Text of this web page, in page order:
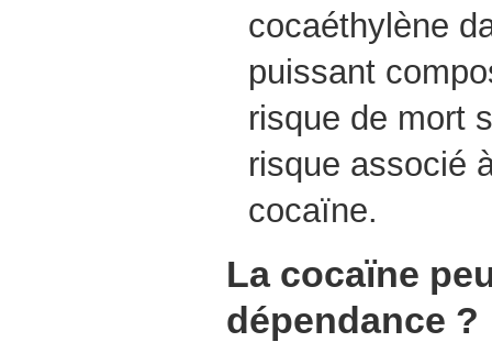
cocaéthylène
puissant
risque de mort
risque associé
cocaïne.
La cocaïne
dépendance ?